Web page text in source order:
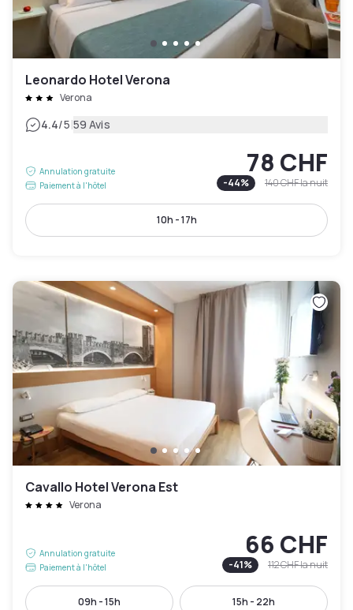
Leonardo Hotel Verona
Verona
4.4/5|59 Avis
Annulation gratuite
Paiement à l'hôtel
78 CHF
-44% 140 CHFla nuit
10h - 17h
Cavallo Hotel Verona Est
Verona
Annulation gratuite
Paiement à l'hôtel
66 CHF
-41% 112 CHFla nuit
09h - 15h 15h - 22h